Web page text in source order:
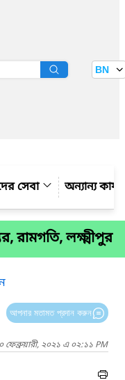
BN
সেবা অন্যান্য
রামগতি, লক্ষ্মীপুর
আপনার মতামত প্রদান করুন
ফেব্রুয়ারী, ২০২১ এ ০২:১১ PM